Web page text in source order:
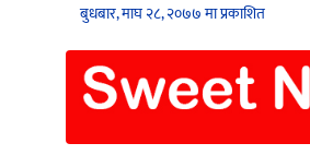
बुधबार, माघ २८, २०७७ मा प्रकाशित